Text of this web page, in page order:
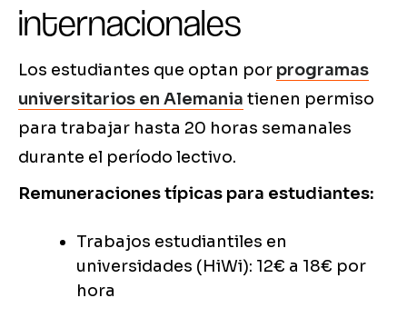
internacionales
Los estudiantes que optan por programas
universitarios en Alemania tienen permiso
para trabajar hasta 20 horas semanales
durante el período lectivo.
Remuneraciones típicas para estudiantes:
Trabajos estudiantiles en
universidades (HiWi): 12€ a 18€ por
hora